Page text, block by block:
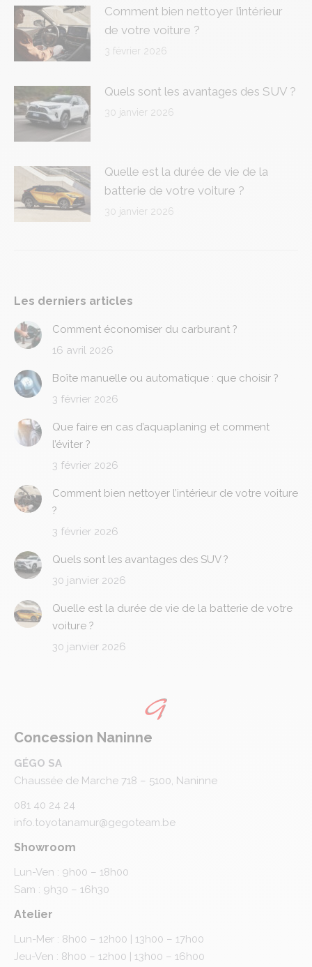
Comment bien nettoyer l’intérieur
de votre voiture ?
3 février 2026
Quels sont les avantages des SUV ?
30 janvier 2026
Quelle est la durée de vie de la
batterie de votre voiture ?
30 janvier 2026
Les derniers articles
Comment économiser du carburant ?
16 avril 2026
Boîte manuelle ou automatique : que choisir ?
3 février 2026
Que faire en cas d’aquaplaning et comment
l’éviter ?
3 février 2026
Comment bien nettoyer l’intérieur de votre voiture
?
3 février 2026
Quels sont les avantages des SUV ?
30 janvier 2026
Quelle est la durée de vie de la batterie de votre
voiture ?
30 janvier 2026
Concession Naninne
GÉGO SA
Chaussée de Marche 718 – 5100, Naninne
081 40 24 24
info.toyotanamur@gegoteam.be
Showroom
Lun-Ven : 9h00 – 18h00
Sam : 9h30 – 16h30
Atelier
Lun-Mer : 8h00 – 12h00 | 13h00 – 17h00
Jeu-Ven : 8h00 – 12h00 | 13h00 – 16h00